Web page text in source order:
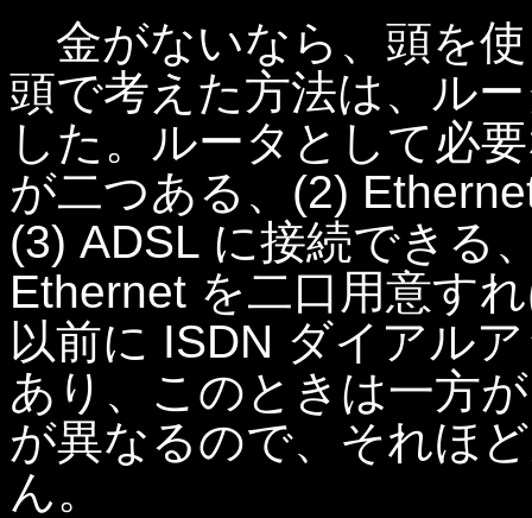
金がないなら、頭を
頭で考えた方法は、ル
した。ルータとして必
が二つある、(2)
(3) ADSL に接続できる
Ethernet を二口用意す
以前に ISDN ダイアル
あり、このときは一方
が異なるので、それほ
ん。